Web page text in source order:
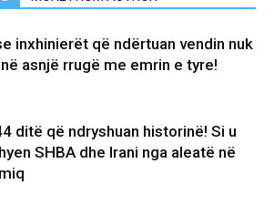
inxhinierët që ndërtuan vendin nuk
asnjë rrugë me emrin e tyre!
ditë që ndryshuan historinë! Si u
SHBA dhe Irani nga aleatë në